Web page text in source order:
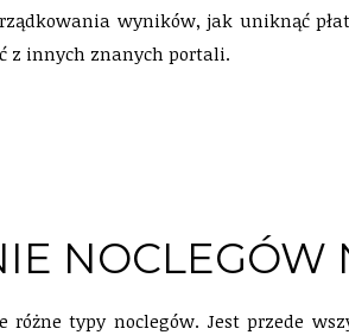
wyników, jak uniknąć
z innych znanych portali.
NOCLEGÓW
różne typy noclegów. Jest przede